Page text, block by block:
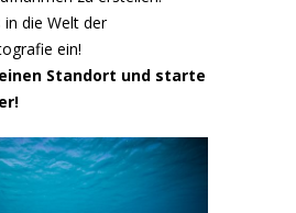
die Welt der
ein!
Standort und starte